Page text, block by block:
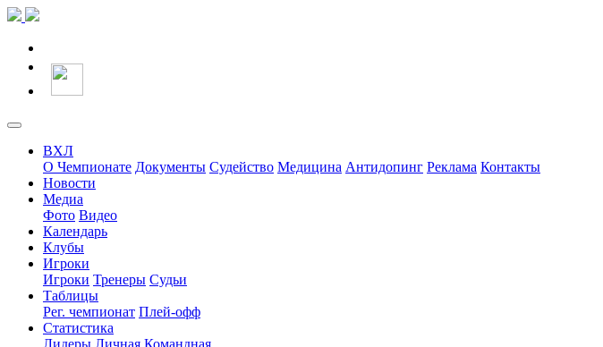
ВХЛ
О Чемпионате Документы Судейство Медицина Антидопинг Реклама Контакты
Новости
Медиа
Фото Видео
Календарь
Клубы
Игроки
Игроки Тренеры Судьи
Таблицы
Рег. чемпионат Плей-офф
Статистика
Лидеры Личная Командная